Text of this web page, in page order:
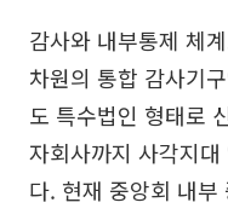
감사와 내부통제 체
차원의 통합 감사기
도 특수법인 형태로
자회사까지 사각지
다. 현재 중앙회 내